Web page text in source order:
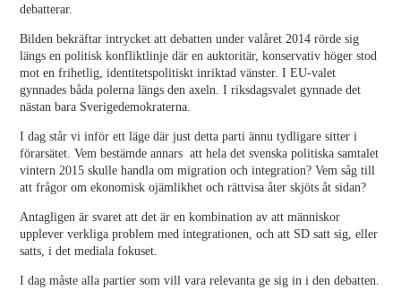
debatterar.
Bilden bekräftar intrycket att debatten under valåret 2014 rörde sig
längs en politisk konfliktlinje där en auktoritär, konservativ höger stod
mot en frihetlig, identitetspolitiskt inriktad vänster. I EU-valet
gynnades båda polerna längs den axeln. I riksdagsvalet gynnade det
nästan bara Sverigedemokraterna.
I dag står vi inför ett läge där just detta parti ännu tydligare sitter i
förarsätet. Vem bestämde annars att hela det svenska politiska samtalet
vintern 2015 skulle handla om migration och integration? Vem såg till
att frågor om ekonomisk ojämlikhet och rättvisa åter skjöts åt sidan?
Antagligen är svaret att det är en kombination av att människor
upplever verkliga problem med integrationen, och att SD satt sig, eller
satts, i det mediala fokuset.
I dag måste alla partier som vill vara relevanta ge sig in i den debatten.